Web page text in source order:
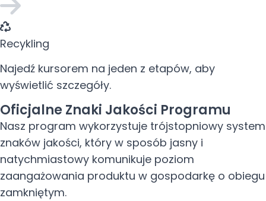
Recykling
Najedź kursorem na jeden z etapów, aby
wyświetlić szczegóły.
Oficjalne Znaki Jakości Programu
Nasz program wykorzystuje trójstopniowy system
znaków jakości, który w sposób jasny i
natychmiastowy komunikuje poziom
zaangażowania produktu w gospodarkę o obiegu
zamkniętym.